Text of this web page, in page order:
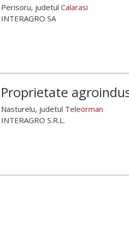
Perisoru, judetul Calarasi
INTERAGRO SA
Proprietate
Nasturelu, judetul Teleorman
INTERAGRO S.R.L.